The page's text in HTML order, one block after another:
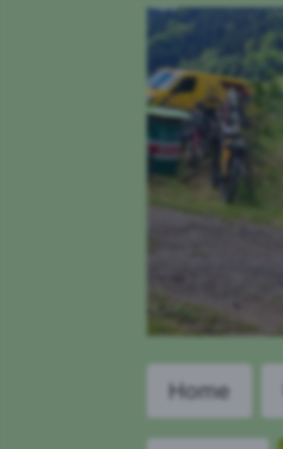
Home